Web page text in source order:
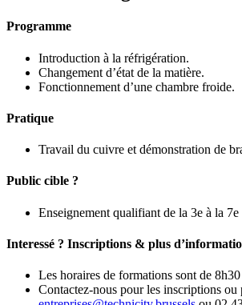
Programme
Introduction à la réfrigération.
Changement d’état de la matière.
Fonctionnement d’une chambre froide.
Pratique
Travail du cuivre et démonstration de
Public cible ?
Enseignement qualifiant de la 3e à la 7e
Interessé ? Inscriptions & plus
Les horaires de formations sont de
Contactez-nous pour les inscriptions ou